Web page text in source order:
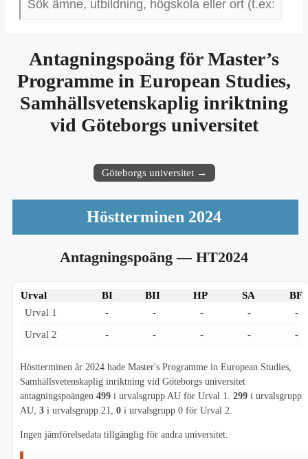
Antagningspoäng för Master’s
Programme in European Studies,
Samhällsvetenskaplig inriktning
vid Göteborgs universitet
Göteborgs universitet →
Höstterminen 2024
Antagningspoäng— HT2024
Urval BI BII HP SA
BF
Urval 1
- - - -
-
Urval 2
- - - - -
Höstterminen år 2024 hade Master's Programme in European Studies,
Samhällsvetenskaplig inriktning vid Göteborgs universitet
antagningspoängen 499 i urvalsgrupp AU för Urval 1. 299 i urvalsgrupp
AU, 3 i urvalsgrupp 21, 0 i urvalsgrupp 0 för Urval 2.
Ingen jämförelsedata tillgänglig för andra universitet.